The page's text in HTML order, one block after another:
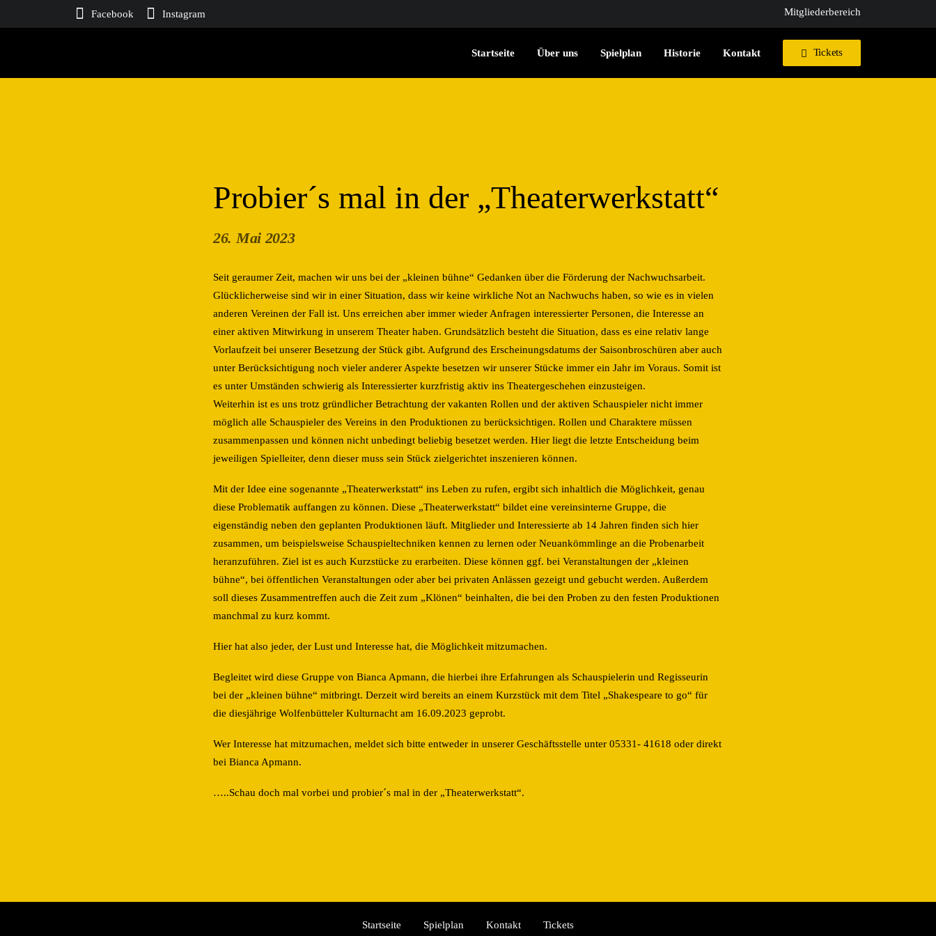
Mitgliederbereich
Facebook Instagram
Startseite Über uns Spielplan Historie Kontakt Tickets
Probier´s mal in der „Theaterwerkstatt“
26. Mai 2023
Seit geraumer Zeit, machen wir uns bei der „kleinen bühne“ Gedanken über die Förderung der Nachwuchsarbeit.
Glücklicherweise sind wir in einer Situation, dass wir keine wirkliche Not an Nachwuchs haben, so wie es in vielen
anderen Vereinen der Fall ist. Uns erreichen aber immer wieder Anfragen interessierter Personen, die Interesse an
einer aktiven Mitwirkung in unserem Theater haben. Grundsätzlich besteht die Situation, dass es eine relativ lange
Vorlaufzeit bei unserer Besetzung der Stück gibt. Aufgrund des Erscheinungsdatums der Saisonbroschüren aber auch
unter Berücksichtigung noch vieler anderer Aspekte besetzen wir unserer Stücke immer ein Jahr im Voraus. Somit ist
es unter Umständen schwierig als Interessierter kurzfristig aktiv ins Theatergeschehen einzusteigen.
Weiterhin ist es uns trotz gründlicher Betrachtung der vakanten Rollen und der aktiven Schauspieler nicht immer
möglich alle Schauspieler des Vereins in den Produktionen zu berücksichtigen. Rollen und Charaktere müssen
zusammenpassen und können nicht unbedingt beliebig besetzet werden. Hier liegt die letzte Entscheidung beim
jeweiligen Spielleiter, denn dieser muss sein Stück zielgerichtet inszenieren können.
Mit der Idee eine sogenannte „Theaterwerkstatt“ ins Leben zu rufen, ergibt sich inhaltlich die Möglichkeit, genau
diese Problematik auffangen zu können. Diese „Theaterwerkstatt“ bildet eine vereinsinterne Gruppe, die
eigenständig neben den geplanten Produktionen läuft. Mitglieder und Interessierte ab 14 Jahren finden sich hier
zusammen, um beispielsweise Schauspieltechniken kennen zu lernen oder Neuankömmlinge an die Probenarbeit
heranzuführen. Ziel ist es auch Kurzstücke zu erarbeiten. Diese können ggf. bei Veranstaltungen der „kleinen
bühne“, bei öffentlichen Veranstaltungen oder aber bei privaten Anlässen gezeigt und gebucht werden. Außerdem
soll dieses Zusammentreffen auch die Zeit zum „Klönen“ beinhalten, die bei den Proben zu den festen Produktionen
manchmal zu kurz kommt.
Hier hat also jeder, der Lust und Interesse hat, die Möglichkeit mitzumachen.
Begleitet wird diese Gruppe von Bianca Apmann, die hierbei ihre Erfahrungen als Schauspielerin und Regisseurin
bei der „kleinen bühne“ mitbringt. Derzeit wird bereits an einem Kurzstück mit dem Titel „Shakespeare to go“ für
die diesjährige Wolfenbütteler Kulturnacht am 16.09.2023 geprobt.
Wer Interesse hat mitzumachen, meldet sich bitte entweder in unserer Geschäftsstelle unter 05331- 41618 oder direkt
bei Bianca Apmann.
…..Schau doch mal vorbei und probier´s mal in der „Theaterwerkstatt“.
Startseite Spielplan Kontakt Tickets